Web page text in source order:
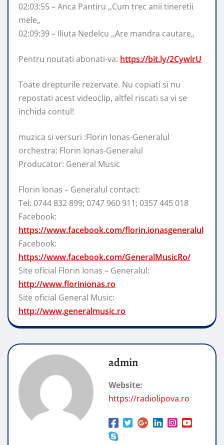
02:03:55 – Anca Pantiru ,,Cum trec anii tineretii
mele„
02:09:39 – Iliuta Nedelcu ,,Are mandra cautare„
Pentru noutati abonati-va: https://bit.ly/2CywlrU
Toate drepturile rezervate. Nu copiati si nu
repostati acest videoclip, altfel riscati sa vi se
inchida contul!
muzica si versuri :Florin Ionas-Generalul
orchestra: Florin Ionas-Generalul
Producator: General Music
Florin Ionas – Generalul contact:
Tel: 0744 832 899; 0747 960 911; 0357 445 018
Facebook:
https://www.facebook.com/florin.ionasgeneralul
Facebook:
https://www.facebook.com/GeneralMusicRo/
Site oficial Florin Ionas – Generalul:
http://www.florinionas.ro
Site oficial General Music:
http://www.generalmusic.ro
admin
Website:
https://radiolipova.ro